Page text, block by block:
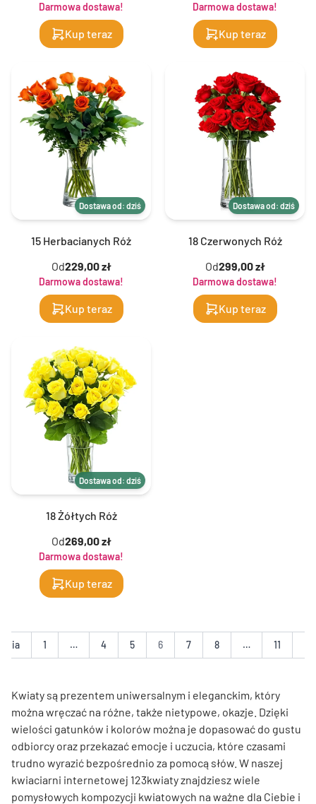
Darmowa dostawa!
Kup teraz
Darmowa dostawa!
Kup teraz
Dostawa od: dziś
15 Herbacianych Róż
Od229,00 zł
Darmowa dostawa!
Kup teraz
Dostawa od: dziś
18 Czerwonych Róż
Od299,00 zł
Darmowa dostawa!
Kup teraz
Dostawa od: dziś
18 Żółtych Róż
Od269,00 zł
Darmowa dostawa!
Kup teraz
1 … 4 5 6 7 8 … 11
Kwiaty są prezentem uniwersalnym i eleganckim, który
można wręczać na różne, także nietypowe, okazje. Dzięki
wielości gatunków i kolorów można je dopasować do gustu
odbiorcy oraz przekazać emocje i uczucia, które czasami
trudno wyrazić bezpośrednio za pomocą słów. W naszej
kwiaciarni internetowej 123kwiaty znajdziesz wiele
pomysłowych kompozycji kwiatowych na ważne dla Ciebie i